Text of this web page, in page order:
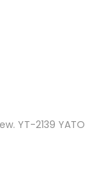
YT-2139 YATO